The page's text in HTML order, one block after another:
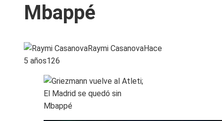
Mbappé
Raymi CasanovaHace
5 años126